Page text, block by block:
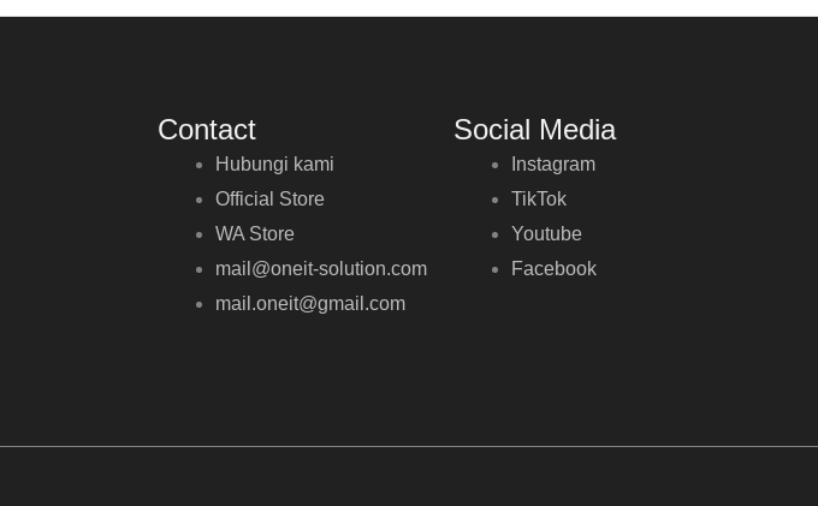
Contact
Hubungi kami
Official Store
WA Store
mail@oneit-solution.com
mail.oneit@gmail.com
Social Media
Instagram
TikTok
Youtube
Facebook